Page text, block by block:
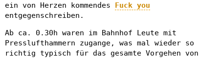
ein von Herzen kommendes Fuck you
entgegenschreiben.
Ab ca. 0.30h waren im Bahnhof Leute mit
Presslufthammern zugange, was mal wieder so
richtig typisch für das gesamte Vorgehen von